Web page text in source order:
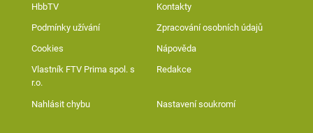
HbbTV Kontakty
Podmínky užívání Zpracování osobních údajů
Cookies Nápověda
Vlastník FTV Prima spol. s
r.o.
Redakce
Nahlásit chybu Nastavení soukromí